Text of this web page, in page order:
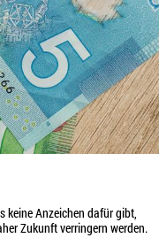
keine Anzeichen dafür gibt,
Zukunft verringern werden.